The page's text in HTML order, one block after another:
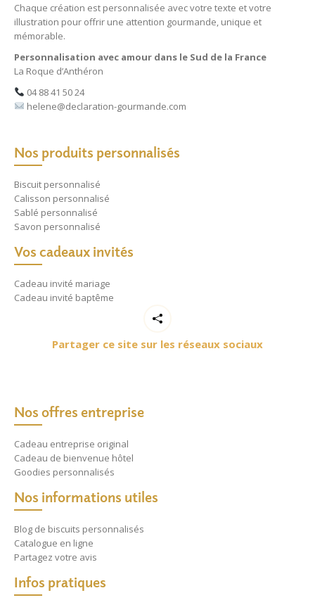
Chaque création est personnalisée avec votre texte et votre
illustration pour offrir une attention gourmande, unique et
mémorable.
Personnalisation avec amour dans le Sud de la France
La Roque d’Anthéron
04 88 41 50 24
helene@declaration-gourmande.com
Nos produits personnalisés
Biscuit personnalisé
Calisson personnalisé
Sablé personnalisé
Savon personnalisé
Vos cadeaux invités
Cadeau invité mariage
Cadeau invité baptême
Partager ce site sur les réseaux sociaux
Nos offres entreprise
Cadeau entreprise original
Cadeau de bienvenue hôtel
Goodies personnalisés
Nos informations utiles
Blog de biscuits personnalisés
Catalogue en ligne
Partagez votre avis
Infos pratiques